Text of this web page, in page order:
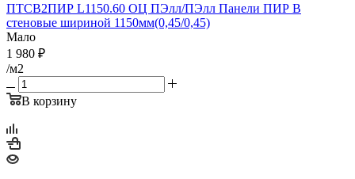
ПТСВ2ПИР L1150.60 ОЦ ПЭлл/ПЭлл Панели ПИР В
стеновые шириной 1150мм(0,45/0,45)
Мало
1 980 ₽
/м2
В корзину